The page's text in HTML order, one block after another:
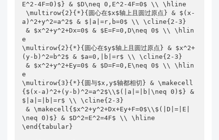
E^2-4F=0)$} & $D\neq 0,E^2-4F=0$ \\ \hline
\multirow{2}{*}{圆心在$x$轴上且圆过原点} & $(x-
a)^2+y^2=a^2$ & $|a|=r,b=0$ \\ \cline{2-3}
& $x^2+y^2+Dx=0$ & $E=F=0,D\neq 0$ \\ \hlin
e
\multirow{2}{*}{圆心在$y$轴上且圆过原点} & $x^2+
(y-b)^2=b^2$ & $a=0,|b|=r$ \\ \cline{2-3}
& $x^2+y^2+Ey=0$ & $D=F=0,E\neq 0$ \\ \hlin
e
\multirow{3}{*}{圆与$x,y$轴都相切} & \makecell
{$(x-a)^2+(y-b)^2=a^2$\\$(|a|=|b|\neq 0)$} &
$|a|=|b|=r$ \\ \cline{2-3}
& \makecell{$x^2+y^2+Dx+Ey+F=0$\\$(|D|=|E|
\neq 0)$} & $D^2=E^2=4F$ \\ \hline
\end{tabular}